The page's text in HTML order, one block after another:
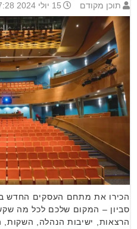
תוכן מקודם 15 יולי 2024 17:28
הכירו את מתחם העסקים החדש
סביון – המקום שלכם לכל מה
הרצאות, ישיבות הנהלה, השקות,